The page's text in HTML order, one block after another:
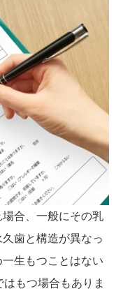
合、一般にその乳
歯と構造が異なっ
生もつことはない
もつ場合もありま